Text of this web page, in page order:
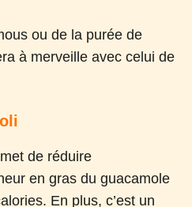
ou de la purée de
à merveille avec celui de
de réduire
en gras du guacamole
En plus, c’est un